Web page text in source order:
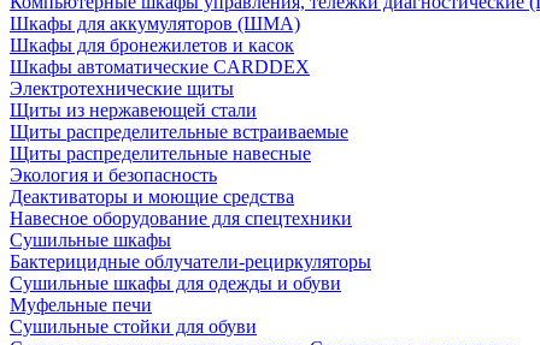
Шкафы для аккумуляторов (ШМА)
Шкафы для бронежилетов и касок
Шкафы автоматические CARDDEX
Электротехнические щиты
Щиты из нержавеющей стали
Щиты распределительные встраиваемые
Щиты распределительные навесные
Экология и безопасность
Деактиваторы и моющие средства
Навесное оборудование для спецтехники
Сушильные шкафы
Бактерицидные облучатели-рециркуляторы
Сушильные шкафы для одежды и обуви
Муфельные печи
Сушильные стойки для обуви